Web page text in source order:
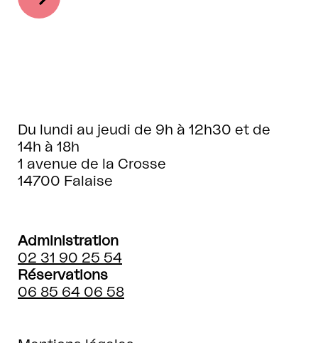
Du lundi au jeudi de 9h à 12h30 et de
14h à 18h
1 avenue de la Crosse
14700 Falaise
Administration
02 31 90 25 54
Réservations
06 85 64 06 58